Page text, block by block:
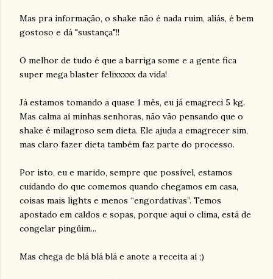
Mas pra informação, o shake não é nada ruim, aliás, é bem
gostoso e dá "sustança"!!
O melhor de tudo é que a barriga some e a gente fica
super mega blaster felixxxxx da vida!
Já estamos tomando a quase 1 mês, eu já emagreci 5 kg.
Mas calma aí minhas senhoras, não vão pensando que o
shake é milagroso sem dieta. Ele ajuda a emagrecer sim,
mas claro fazer dieta também faz parte do processo.
Por isto, eu e marido, sempre que possível, estamos
cuidando do que comemos quando chegamos em casa,
coisas mais lights e menos “engordativas”. Temos
apostado em caldos e sopas, porque aqui o clima, está de
congelar pingüim...
Mas chega de blá blá blá e anote a receita aí ;)